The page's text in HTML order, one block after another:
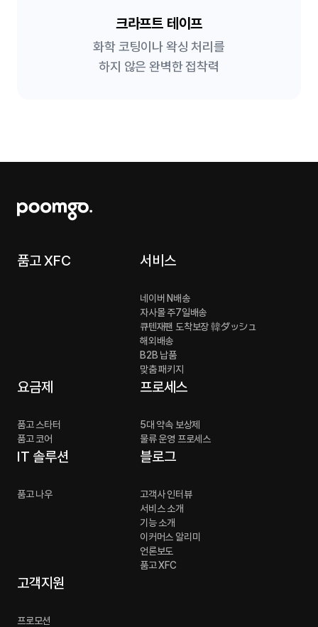
크라프트 테이프
화학 코팅이나 왁싱 처리를
하지 않은 완벽한 접착력
품고 XFC 서비스
네이버 N배송
자사몰 주7일배송
큐텐재팬 도착보장 韓ダッシュ
해외배송
B2B 납품
맞춤 패키지
요금제
품고 스타터
품고 코어
프로세스
5대 약속 보상제
물류 운영 프로세스
IT 솔루션
품고 나우
블로그
고객사 인터뷰
서비스 소개
기능 소개
이커머스 알리미
언론보도
품고 XFC
고객지원
프로모션